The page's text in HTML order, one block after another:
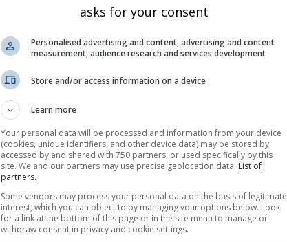
asks for your consent
Personalised advertising and content, advertising and content
measurement, audience research and services development
Store and/or access information on a device
Learn more
Your personal data will be processed and information from your device
(cookies, unique identifiers, and other device data) may be stored by,
accessed by and shared with 750 partners, or used specifically by this
site. We and our partners may use precise geolocation data. List of
partners.
Some vendors may process your personal data on the basis of legitimate
interest, which you can object to by managing your options below. Look
for a link at the bottom of this page or in the site menu to manage or
withdraw consent in privacy and cookie settings.